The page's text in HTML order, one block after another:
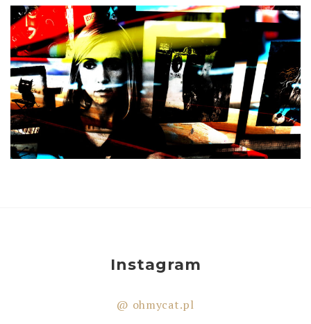
Instagram
@ ohmycat.pl